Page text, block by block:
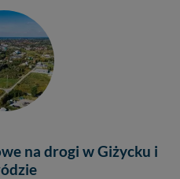
na drogi w Giżycku i